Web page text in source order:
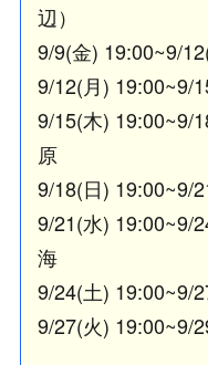
辺）
9/9(金) 19:00~9/
9/12(月)
9/15(木) 19:00~9/
原
9/18(日)
9/21(水) 19:00~9/
海
9/24(土) 19:00~9/
9/27(火) 19:00~9/